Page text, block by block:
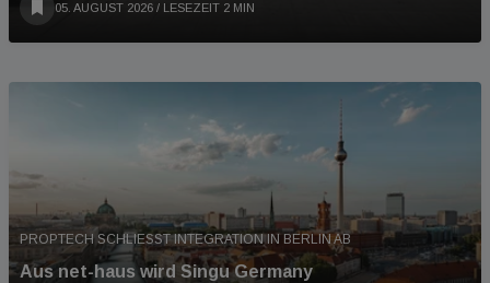
05. AUGUST 2026 / LESEZEIT 2 MIN
PROPTECH SCHLIESST INTEGRATION IN BERLIN AB
Aus net-haus wird Singu Germany